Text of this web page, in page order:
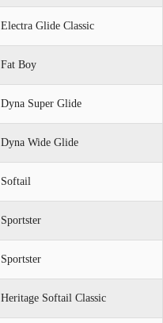
Electra Glide Classic
Fat Boy
Dyna Super Glide
Dyna Wide Glide
Softail
Sportster
Sportster
Heritage Softail Classic